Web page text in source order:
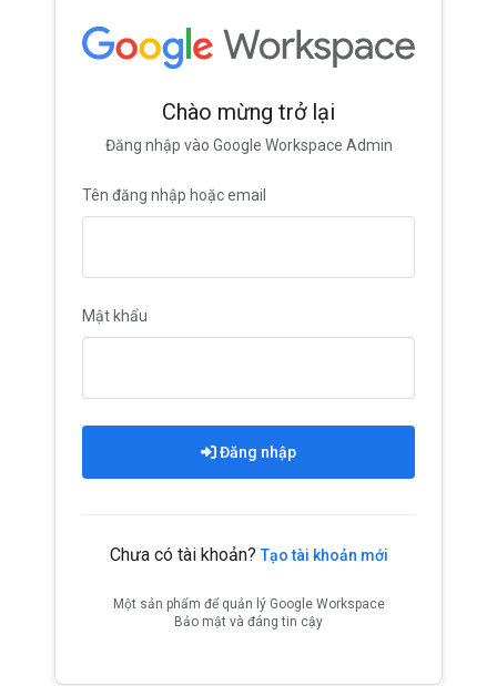
Chào mừng trở lại
Đăng nhập vào Google Workspace Admin
Tên đăng nhập hoặc email
Mật khẩu
Đăng nhập
Chưa có tài khoản? Tạo tài khoản mới
Một sản phẩm để quản lý Google Workspace
Bảo mật và đáng tin cậy